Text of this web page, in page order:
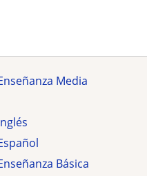
Enseñanza Media
Inglés
Español
Enseñanza Básica